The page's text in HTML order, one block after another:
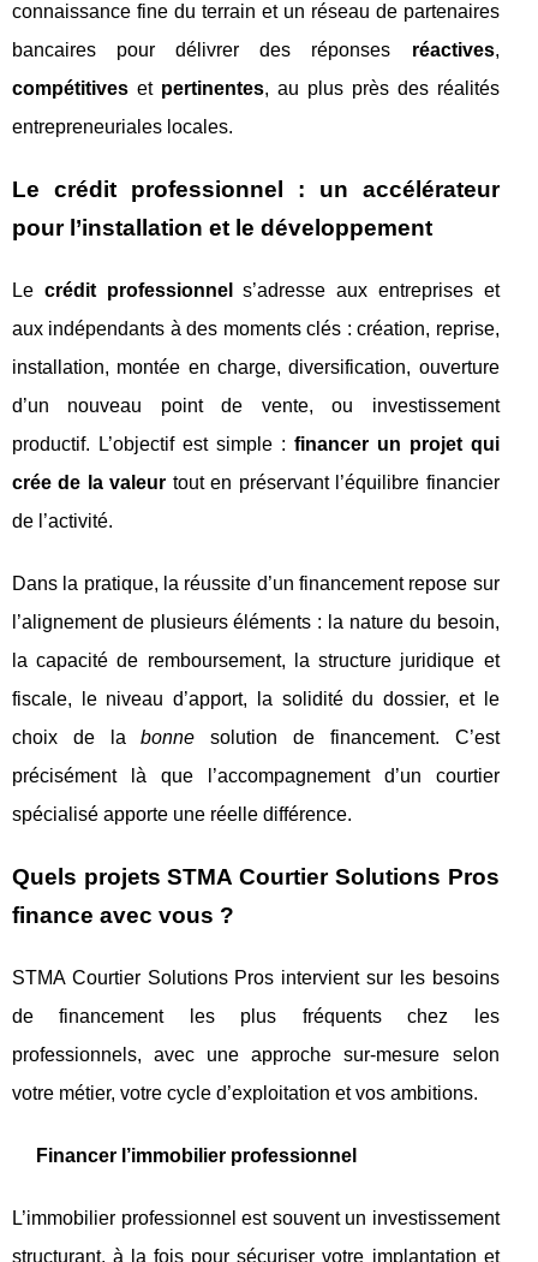
connaissance fine du terrain et un réseau de partenaires
bancaires pour délivrer des réponses réactives,
compétitives et pertinentes, au plus près des réalités
entrepreneuriales locales.
Le crédit professionnel : un accélérateur
pour l’installation et le développement
Le crédit professionnel
s’adresse aux entreprises et
aux indépendants à des moments clés : création, reprise,
installation, montée en charge, diversification, ouverture
d’un nouveau point de vente, ou investissement
productif. L’objectif est simple : financer un projet qui
crée de la valeur tout en préservant l’équilibre financier
de l’activité.
Dans la pratique, la réussite d’un financement repose sur
l’alignement de plusieurs éléments : la nature du besoin,
la capacité de remboursement, la structure juridique et
fiscale, le niveau d’apport, la solidité du dossier, et le
choix de labonne solution de financement. C’est
précisément là que l’accompagnement d’un courtier
spécialisé apporte une réelle différence.
Quels projets STMA Courtier Solutions Pros
finance avec vous ?
STMA Courtier Solutions Pros intervient sur les besoins
de financement les plus fréquents chez les
professionnels, avec une approche sur-mesure selon
votre métier, votre cycle d’exploitation et vos ambitions.
Financer l’immobilier professionnel
L’immobilier professionnel est souvent un investissement
structurant, à la fois pour sécuriser votre implantation et